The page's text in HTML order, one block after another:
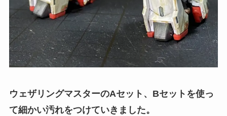
ウェザリングマスターのAセット、Bセットを使っ
て細かい汚れをつけていきました。